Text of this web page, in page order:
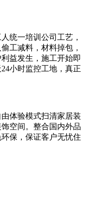
统一培训公司工艺，
工减料，材料掉包，
益发生，施工开始即
小时监控工地，真正
体验模式扫清家居装
空间。整合国内外品
保，保证客户无忧住